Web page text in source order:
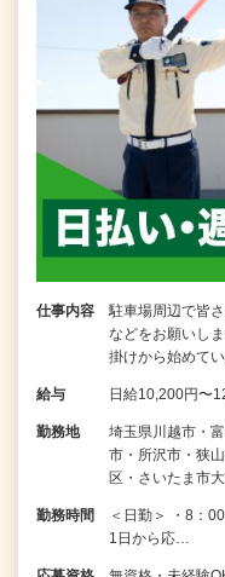
仕事内容
駐車場周辺で皆
などをお願いし
掛けから始めて
給与 日給10,200円〜
勤務地
埼玉県川越市・
市・所沢市・狭
区・さいたま市
勤務時間
＜日勤＞ ・8：
1日から応…